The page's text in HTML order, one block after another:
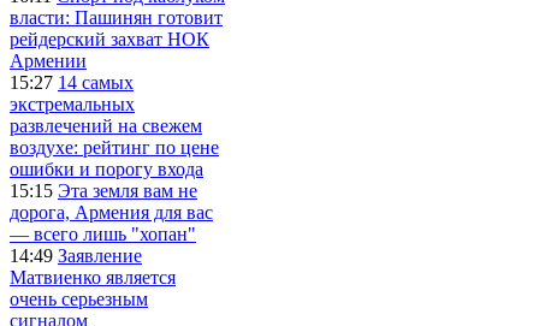
власти: Пашинян готовит
рейдерский захват НОК
Армении
15:27 14 самых
экстремальных
развлечений на свежем
воздухе: рейтинг по цене
ошибки и порогу входа
15:15 Эта земля вам не
дорога, Армения для вас
— всего лишь "хопан"
14:49 Заявление
Матвиенко является
очень серьезным
сигналом